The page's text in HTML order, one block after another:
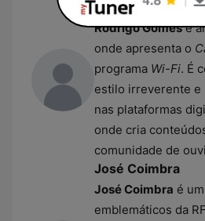
Rodrigo Gomes
Rodrigo Gomesé
onde apresenta o
programa Wi-Fi. É
estilo irreverente
nas plataformas
onde cria
comunidade de
José Coimbra
José Coimbra é
emblemáticos da